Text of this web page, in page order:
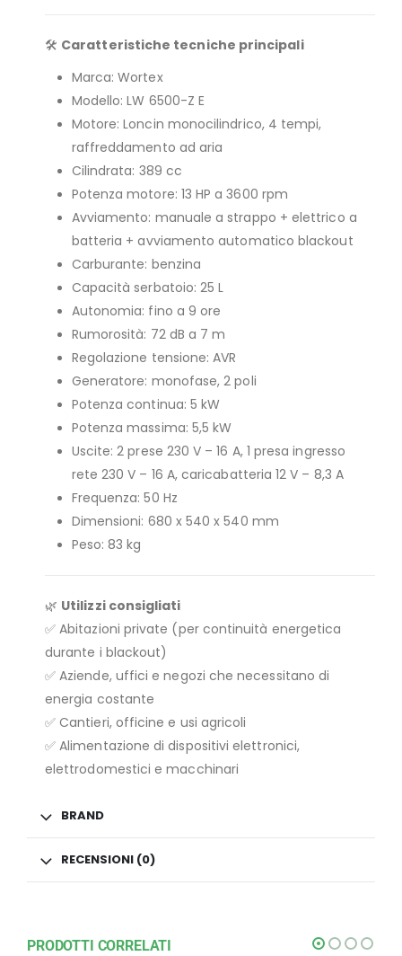
🛠️ Caratteristiche tecniche principali
Marca: Wortex
Modello: LW 6500-Z E
Motore: Loncin monocilindrico, 4 tempi,
raffreddamento ad aria
Cilindrata: 389 cc
Potenza motore: 13 HP a 3600 rpm
Avviamento: manuale a strappo + elettrico a
batteria + avviamento automatico blackout
Carburante: benzina
Capacità serbatoio: 25 L
Autonomia: fino a 9 ore
Rumorosità: 72 dB a 7 m
Regolazione tensione: AVR
Generatore: monofase, 2 poli
Potenza continua: 5 kW
Potenza massima: 5,5 kW
Uscite: 2 prese 230 V – 16 A, 1 presa ingresso
rete 230 V – 16 A, caricabatteria 12 V – 8,3 A
Frequenza: 50 Hz
Dimensioni: 680 x 540 x 540 mm
Peso: 83 kg
🌿 Utilizzi consigliati
✅ Abitazioni private (per continuità energetica
durante i blackout)
✅ Aziende, uffici e negozi che necessitano di
energia costante
✅ Cantieri, officine e usi agricoli
✅ Alimentazione di dispositivi elettronici,
elettrodomestici e macchinari
BRAND
RECENSIONI (0)
PRODOTTI CORRELATI